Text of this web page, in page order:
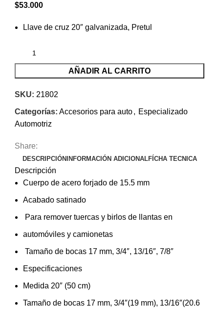
$53.000
Llave de cruz 20″ galvanizada, Pretul
AÑADIR AL CARRITO
SKU: 21802
Categorías: Accesorios para auto, Especializado
Automotriz
Share:
DESCRIPCIÓNINFORMACIÓN ADICIONALFÍCHA TECNICA
Descripción
Cuerpo de acero forjado de 15.5 mm
Acabado satinado
Para remover tuercas y birlos de llantas en
automóviles y camionetas
Tamaño de bocas 17 mm, 3/4″, 13/16″, 7/8″
Especificaciones
Medida 20″ (50 cm)
Tamaño de bocas 17 mm, 3/4″(19 mm), 13/16″(20.6